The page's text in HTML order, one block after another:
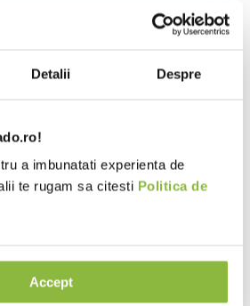
Detalii Despre
a imbunatati experienta de
te rugam sa citesti Politica de
Accept
Meniu festiv
Copii
Vegetarian
congelat din ambalaj si
termorezistent cu capac.
cuptorul cu microunde la 800 W.
ati scos recipientul din cuptorul
un minut inainte sa scoateti